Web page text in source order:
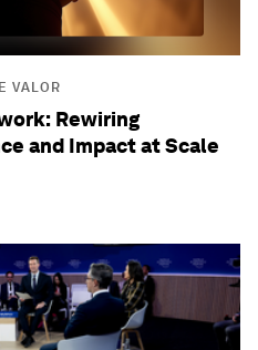
VALOR
Rewiring
and Impact at Scale